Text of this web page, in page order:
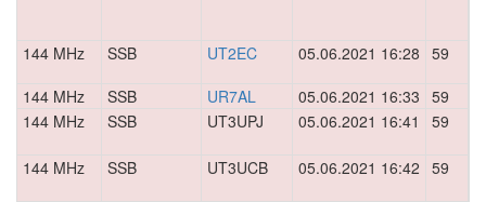
144 MHz SSB UT2EC 05.06.2021 16:28 59
144 MHz
SSB UR7AL 05.06.2021 16:33 59
144 MHz
SSB UT3UPJ 05.06.2021 16:41 59
144 MHz SSB UT3UCB 05.06.2021 16:42 59